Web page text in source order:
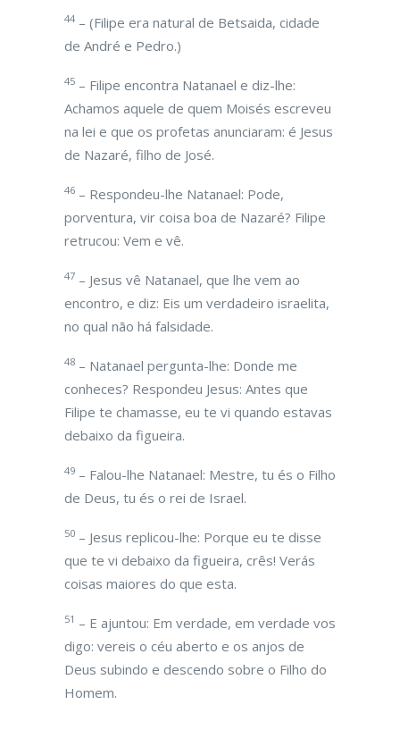
44 – (Filipe era natural de Betsaida, cidade
de André e Pedro.)
45 – Filipe encontra Natanael e diz-lhe:
Achamos aquele de quem Moisés escreveu
na lei e que os profetas anunciaram: é Jesus
de Nazaré, filho de José.
46 – Respondeu-lhe Natanael: Pode,
porventura, vir coisa boa de Nazaré? Filipe
retrucou: Vem e vê.
47 – Jesus vê Natanael, que lhe vem ao
encontro, e diz: Eis um verdadeiro israelita,
no qual não há falsidade.
48 – Natanael pergunta-lhe: Donde me
conheces? Respondeu Jesus: Antes que
Filipe te chamasse, eu te vi quando estavas
debaixo da figueira.
49 – Falou-lhe Natanael: Mestre, tu és o Filho
de Deus, tu és o rei de Israel.
50 – Jesus replicou-lhe: Porque eu te disse
que te vi debaixo da figueira, crês! Verás
coisas maiores do que esta.
51 – E ajuntou: Em verdade, em verdade vos
digo: vereis o céu aberto e os anjos de
Deus subindo e descendo sobre o Filho do
Homem.